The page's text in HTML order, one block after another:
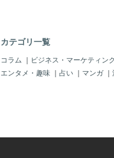
はなんだか「いかがかな？」という
じゃったの。もう慣れたけど、やっ
「駅ビル」からすぐに「路面電車
れるって、なんかイイじゃんか。
ょ？まあ、今回の「広島駅ビル再
カテゴリ一覧
コラム ｜ ビジネス・マーケティン
エンタメ・趣味 ｜ 占い ｜ マンガ ｜